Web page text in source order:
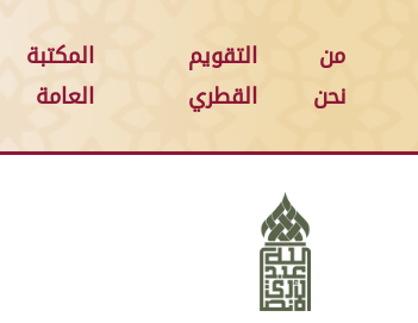
من
نحن
التقويم
القطري
المكتبة
العامة